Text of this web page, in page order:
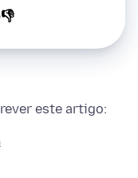
este artigo: